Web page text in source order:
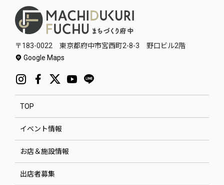
〒183-0022 東京都府中市宮西町2-8-3 野口ビル2階
Google Maps
TOP
イベント情報
お店＆施設情報
出店者募集